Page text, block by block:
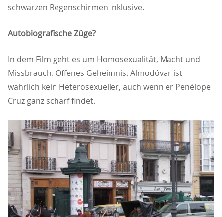
schwarzen Regenschirmen inklusive.
Autobiografische Züge?
In dem Film geht es um Homosexualität, Macht und
Missbrauch. Offenes Geheimnis: Almodóvar ist
wahrlich kein Heterosexueller, auch wenn er Penélope
Cruz ganz scharf findet.